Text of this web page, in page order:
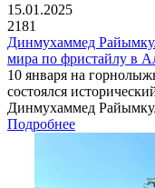
15.01.2025
2181
Динмухаммед
мира по фристайлу в
10 января на
состоялся
Динмухаммед
Подробнее